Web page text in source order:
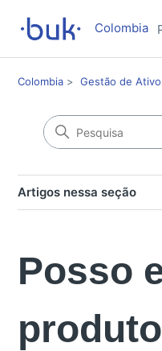
Colombia
Colombia Gestão de
Artigos nessa seção
Posso